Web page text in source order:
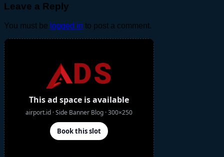
Leave a Reply
You must be logged in to post a comment.